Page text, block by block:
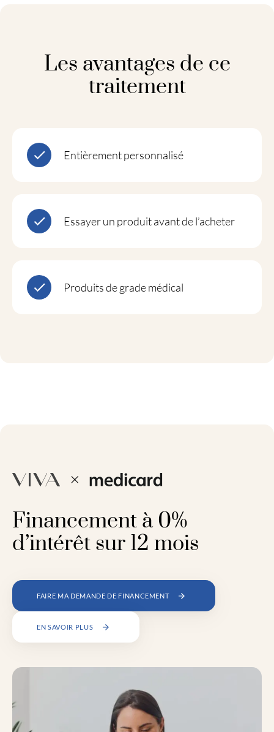
Les avantages de ce
traitement
Entièrement personnalisé
Essayer un produit avant de l’acheter
Produits de grade médical
Financement à 0%
d’intérêt sur 12 mois
FAIRE MA DEMANDE DE FINANCEMENT
EN SAVOIR PLUS